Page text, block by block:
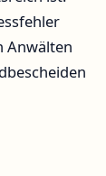
Anwälten